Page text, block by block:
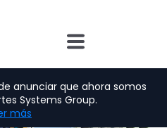
anunciar que ahora somos
Systems Group.
más